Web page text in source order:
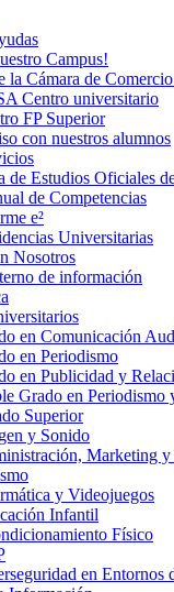
Campus!
la Cámara de
Centro universitario
FP Superior
con nuestros alumnos
de Estudios Oficiales
de Competencias
e²
Universitarias
Nosotros
de información
en Comunicación
en Periodismo
en Publicidad y
Grado en Periodismo
Superior
y Sonido
Marketing
y Videojuegos
Infantil
Físico
en Entornos